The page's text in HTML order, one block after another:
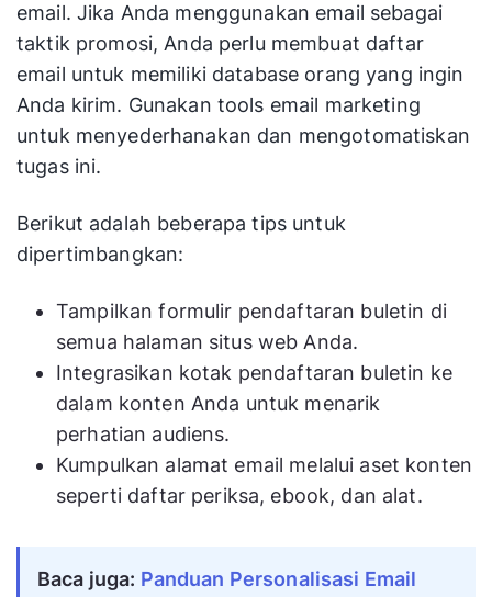
email. Jika Anda menggunakan email sebagai
taktik promosi, Anda perlu membuat daftar
email untuk memiliki database orang yang ingin
Anda kirim. Gunakan tools email marketing
untuk menyederhanakan dan mengotomatiskan
tugas ini.
Berikut adalah beberapa tips untuk
dipertimbangkan:
Tampilkan formulir pendaftaran buletin di
semua halaman situs web Anda.
Integrasikan kotak pendaftaran buletin ke
dalam konten Anda untuk menarik
perhatian audiens.
Kumpulkan alamat email melalui aset konten
seperti daftar periksa, ebook, dan alat.
Baca juga: Panduan Personalisasi Email